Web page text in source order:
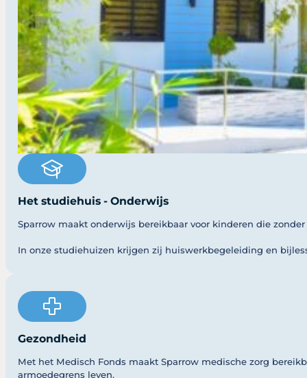
Het studiehuis - Onderwijs
Sparrow maakt onderwijs bereikbaar voor kinderen die
In onze studiehuizen krijgen zij huiswerkbegeleiding en
Gezondheid
Met het Medisch Fonds maakt Sparrow medische zorg
armoedegrens leven.